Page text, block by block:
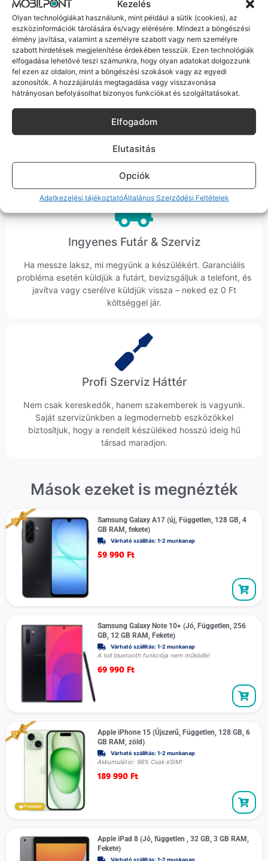
Kezelés
Olyan technológiákat használunk, mint például a sütik (cookies), az
eszközinformációk tárolására és/vagy elérésére. Mindezt a böngészési
élmény javítása, valamint a személyre szabott vagy nem személyre
szabott hirdetések megjelenítése érdekében tesszük. Ezen technológiák
elfogadása lehetővé teszi számunkra, hogy olyan adatokat dolgozzunk
fel ezen az oldalon, mint a böngészési szokások vagy az egyedi
azonosítók. A hozzájárulás megtagadása vagy visszavonása
hátrányosan befolyásolhat bizonyos funkciókat és szolgáltatásokat.
Elfogadom
Elutasitás
Opciók
Adatkezelési tájékoztatóÁltalános Szerződési Feltételek
ember veszi fel a telefont, és személyesen is megtalálsz
minket Szegeden.
Korrekt Ügyintézés
Hibázni emberi dolog, de a felelősségvállalás nálunk alap.
Ha ritkán előfordul egy hiba, nem kifogásokat keresünk,
hanem megoldást. Szakértő kollégáink azonnal kézbe
veszik az ügyedet.
Ingyenes Futár & Szerviz
Ha messze laksz, mi megyünk a készülékért. Garanciális
probléma esetén küldjük a futárt, bevizsgáljuk a telefont, és
javítva vagy cserélve küldjük vissza – neked ez 0 Ft
költséggel jár.
Profi Szerviz Háttér
Nem csak kereskedők, hanem szakemberek is vagyunk.
Saját szervizünkben a legmodernebb eszközökkel
biztosítjuk, hogy a rendelt készüléked hosszú ideig hű
társad maradjon.
Mások ezeket is megnézték
Samsung Galaxy A17 (új, Független, 128 GB, 4
GB RAM, fekete)
Várható szállítás: 1-2 munkanap
59 990 Ft
Samsung Galaxy Note 10+ (Jó, Független, 256
GB, 12 GB RAM, Fekete)
Várható szállítás: 1-2 munkanap
A toll bluetooth funkciója nem működik!
69 990 Ft
Prémium
Apple iPhone 15 (Újszerű, Független, 128 GB, 6
GB RAM, zöld)
Várható szállítás: 1-2 munkanap
Akkumulátor: 96% Csak eSIM!
189 990 Ft
Apple iPad 8 (Jó, független , 32 GB, 3 GB RAM,
Fekete)
Várható szállítás: 1-2 munkanap